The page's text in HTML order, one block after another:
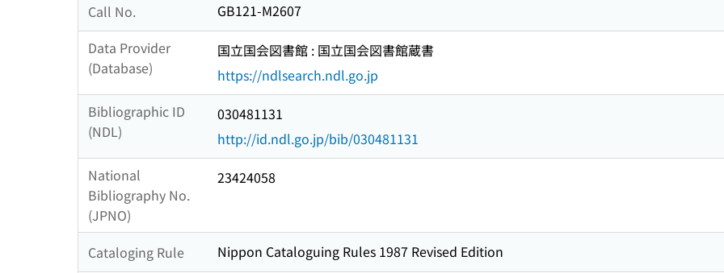
Call No.
GB121-M2607
Data Provider
(Database)
国立国会図書館 : 国立国会図書館蔵書
https://ndlsearch.ndl.go.jp
Bibliographic ID
(NDL)
030481131
http://id.ndl.go.jp/bib/030481131
National
Bibliography No.
(JPNO)
23424058
Cataloging Rule Nippon Cataloguing Rules 1987 Revised Edition